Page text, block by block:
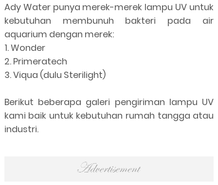
Ady Water punya merek-merek lampu UV untuk
kebutuhan membunuh bakteri pada air
aquarium dengan merek:
1. Wonder
2. Primeratech
3. Viqua (dulu Sterilight)
Berikut beberapa galeri pengiriman lampu UV
kami baik untuk kebutuhan rumah tangga atau
industri.